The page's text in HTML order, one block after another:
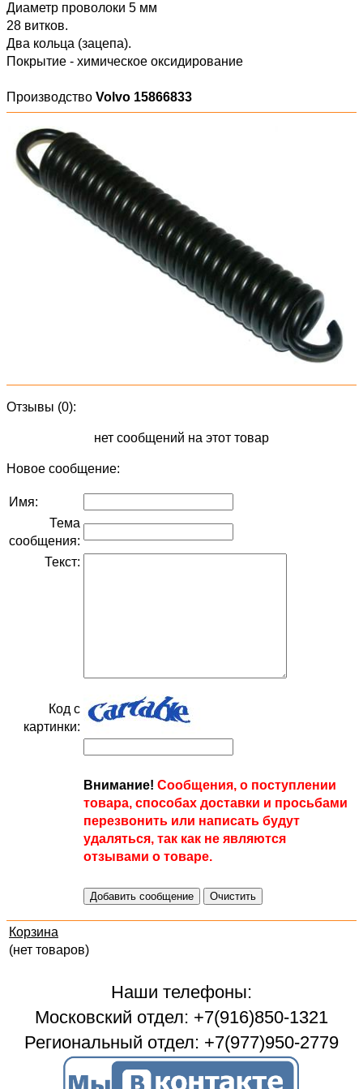
Диаметр проволоки 5 мм
28 витков.
Два кольца (зацепа).
Покрытие - химическое оксидирование
Производство Volvo 15866833
Отзывы (0):
нет сообщений на этот товар
Новое сообщение:
Имя:
Тема
сообщения:
Текст:
Код с
картинки:
Внимание! Сообщения, о поступлении
товара, способах доставки и просьбами
перезвонить или написать будут
удаляться, так как не являются
отзывами о товаре.
Корзина
(нет товаров)
Наши телефоны:
Московский отдел: +7(916)850-1321
Региональный отдел: +7(977)950-2779